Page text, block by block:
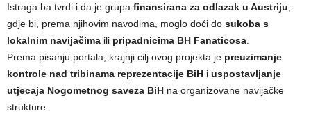
Istraga.ba tvrdi i da je grupa finansirana za odlazak u Austriju
gdje bi, prema njihovim navodima, moglo doći do sukoba s
lokalnim navijačima ili pripadnicima BH Fanaticosa
Prema pisanju portala, krajnji cilj ovog projekta je preuzimanje
kontrole nad tribinama reprezentacije BiH i uspostavljanje
utjecaja Nogometnog saveza BiH na organizovane navijačke
strukture.